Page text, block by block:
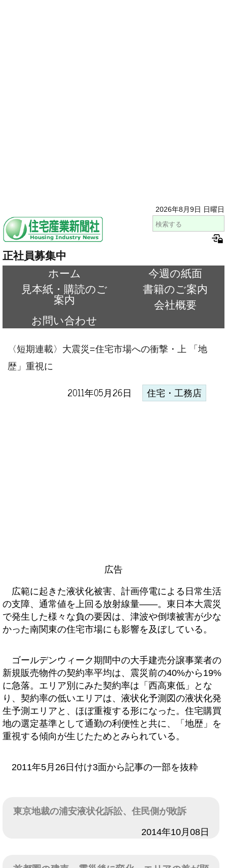
2026年8月9日 日曜日
正社員募集中
ホーム
今週の紙面
見本紙・購読のご
案内
書籍のご案内
会社概要
お問い合わせ
〈短期連載〉大震災=住宅市場への衝撃・上 「地
歴」重視に
2011年05月26日 住宅・工務店
広告
広範に起きた液状化被害、計画停電による日常生活
の支障、通常値を上回る放射線量――。東日本大震災
で発生した様々な負の要因は、津波や倒壊被害が少な
かった南関東の住宅市場にも影響を及ぼしている。
ゴールデンウィーク期間中の大手建売分譲事業者の
新規販売物件の契約率平均は、震災前の40%から19%
に急落。エリア別にみた契約率は「西高東低」とな
り、契約率の低いエリアは、液状化予測図の液状化発
生予測エリアと、ほぼ重複する形になった。住宅購買
地の選定基準として通勤の利便性と共に、「地歴」を
重視する傾向が生じたためとみられている。
2011年5月26日付け3面から記事の一部を抜粋
東京地裁の浦安液状化訴訟、住民側が敗訴
2014年10月08日